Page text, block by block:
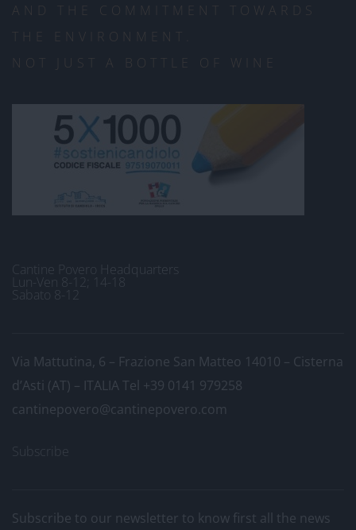
AND THE COMMITMENT TOWARDS
THE ENVIRONMENT.
NOT JUST A BOTTLE OF WINE
Cantine Povero Headquarters
Lun-Ven 8-12; 14-18
Sabato 8-12
Via Mattutina, 6 – Frazione San Matteo 14010 – Cisterna
d’Asti (AT) – ITALIATel +39 0141 979258
cantinepovero@cantinepovero.com
Subscribe
Subscribe to our newsletter to know first all the news